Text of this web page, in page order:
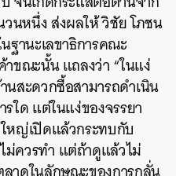
นหนึ่ง ส่งผลให้ วิชัย โภชน
ฐานะเลขาธิการคณะ
าขณะนั้น แถลงว่า “ในแง่
สะดวกซื้อสามารถดำเนิน
ใด แต่ในแง่ของจรรยา
หญ่เปิดแล้วกระทบกับ
ควรทำ แต่ถ้าดูแล้วไม่